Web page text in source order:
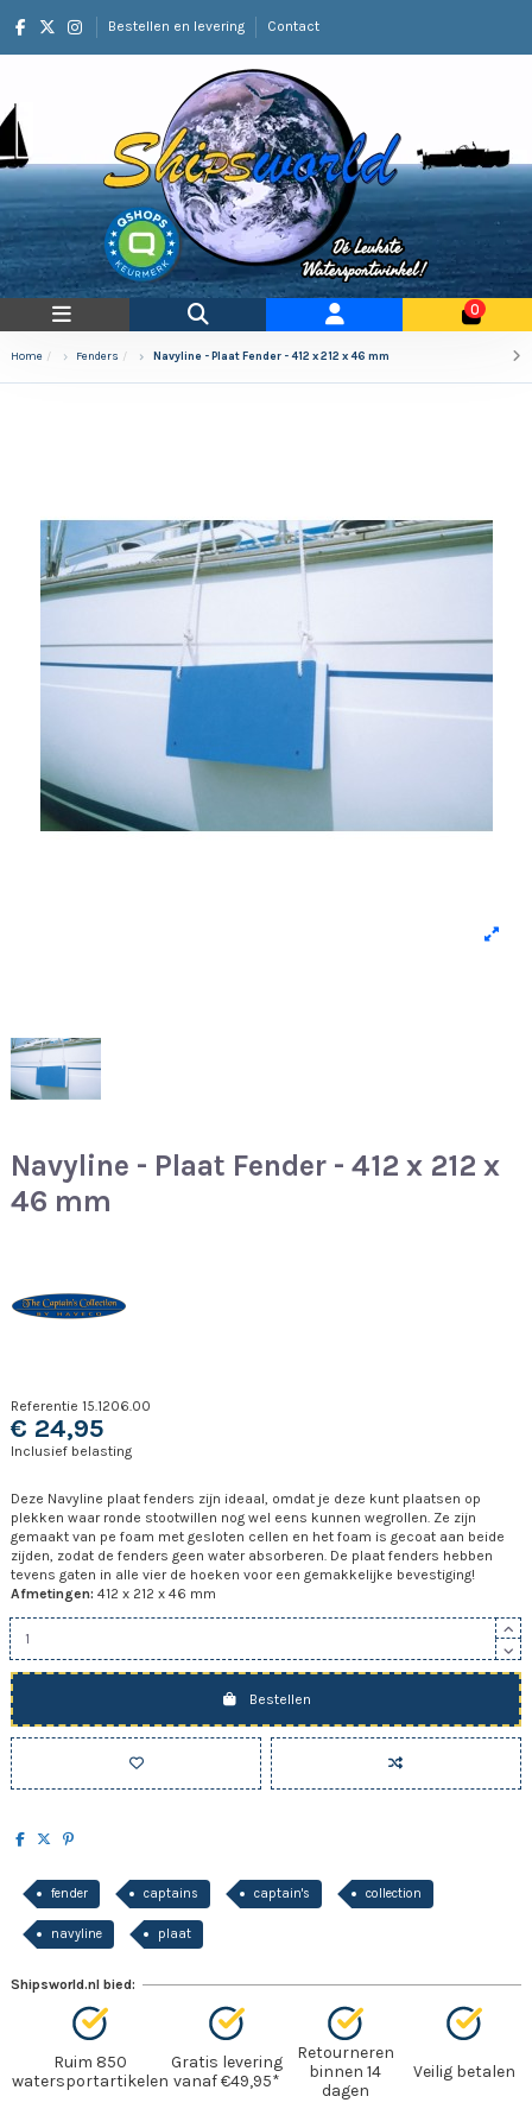
Bestellen en levering Contact
0
Home Fenders Navyline - Plaat Fender - 412 x 212 x 46 mm
Navyline - Plaat Fender - 412 x 212 x
46 mm
Referentie 15.1206.00
€ 24,95
Inclusief belasting
Deze Navyline plaat fenders zijn ideaal, omdat je deze kunt plaatsen op
plekken waar ronde stootwillen nog wel eens kunnen wegrollen. Ze zijn
gemaakt van pe foam met gesloten cellen en het foam is gecoat aan beide
zijden, zodat de fenders geen water absorberen. De plaat fenders hebben
tevens gaten in alle vier de hoeken voor een gemakkelijke bevestiging!
Afmetingen: 412 x 212 x 46 mm
Bestellen
fender captains captain's collection
navyline plaat
Shipsworld.nl bied:
Ruim 850
watersportartikelen
Gratis levering
vanaf €49,95*
Retourneren
binnen 14
dagen
Veilig betalen